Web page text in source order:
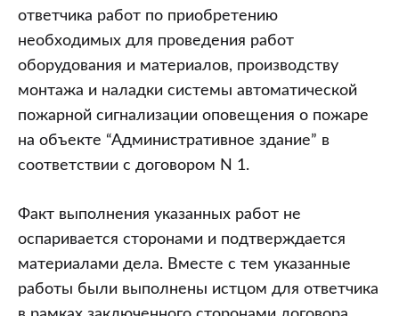
ответчика работ по приобретению
необходимых для проведения работ
оборудования и материалов, производству
монтажа и наладки системы автоматической
пожарной сигнализации оповещения о пожаре
на объекте “Административное здание” в
соответствии с договором N 1.
Факт выполнения указанных работ не
оспаривается сторонами и подтверждается
материалами дела. Вместе с тем указанные
работы были выполнены истцом для ответчика